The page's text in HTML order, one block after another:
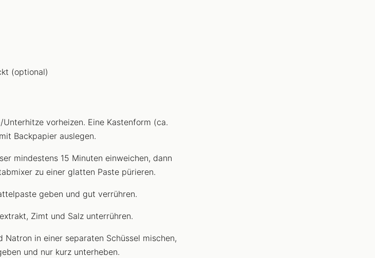
(optional)
Unterhitze vorheizen. Eine Kastenform (ca.
Backpapier auslegen.
mindestens 15 Minuten einweichen, dann
zu einer glatten Paste pürieren.
geben und gut verrühren.
Zimt und Salz unterrühren.
Natron in einer separaten Schüssel mischen,
und nur kurz unterheben.